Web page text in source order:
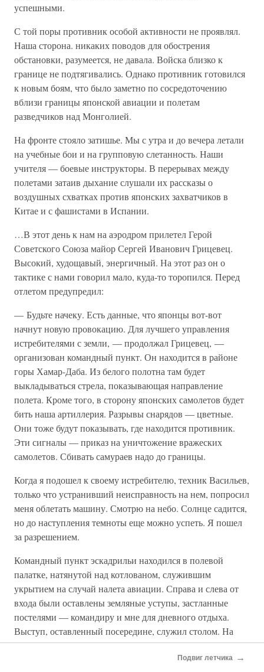
успешными.
С той поры противник особой активности не проявлял.
Наша сторона. никаких поводов для обострения
обстановки, разумеется, не давала. Войска близко к
границе не подтягивались. Однако противник готовился
к новым боям, что было заметно по сосредоточению
вблизи границы японской авиации и полетам
разведчиков над Монголией.
На фронте стояло затишье. Мы с утра и до вечера летали
на учебные бои и на групповую слетанность. Наши
учителя — боевые инструкторы. В перерывах между
полетами затаив дыхание слушали их рассказы о
воздушных схватках против японских захватчиков в
Китае и с фашистами в Испании.
…В этот день к нам на аэродром прилетел Герой
Советского Союза майор Сергей Иванович Грицевец.
Высокий, худощавый, энергичный. На этот раз он о
тактике с нами говорил мало, куда-то торопился. Перед
отлетом предупредил:
— Будьте начеку. Есть данные, что японцы вот-вот
начнут новую провокацию. Для лучшего управления
истребителями с земли, — продолжал Грицевец, —
организован командный пункт. Он находится в районе
горы Хамар-Даба. Из белого полотна там будет
выкладываться стрела, показывающая направление
полета. Кроме того, в сторону японских самолетов будет
бить наша артиллерия. Разрывы снарядов — цветные.
Они тоже будут показывать, где находится противник.
Эти сигналы — приказ на уничтожение вражеских
самолетов. Сбивать самураев надо до границы.
Когда я подошел к своему истребителю, техник Васильев,
только что устранивший неисправность на нем, попросил
меня облетать машину. Смотрю на небо. Солнце садится,
но до наступления темноты еще можно успеть. Я пошел
за разрешением.
Командный пункт эскадрильи находился в полевой
палатке, натянутой над котлованом, служившим
укрытием на случай налета авиации. Справа и слева от
входа были оставлены земляные уступы, застланные
постелями — командиру и мне для дневного отдыха.
Выступ, оставленный посередине, служил столом. На
нем телефон. Телефонист сидел на двух патронных
ящиках. В жару борта палатки поднимались, и она
Подвиг летчика →